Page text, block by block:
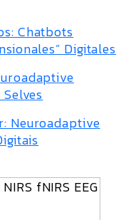
Chatbots
Digitales
Neuroadaptive